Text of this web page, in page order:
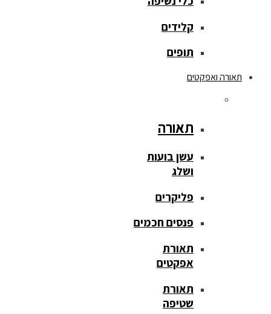
קלידים
תופים
תאורה ואפקטים
תאורה
עשן בועות
ושלג
פליקרים
פנסים חכמים
תאורת
אפקטים
תאורת
שטיפה